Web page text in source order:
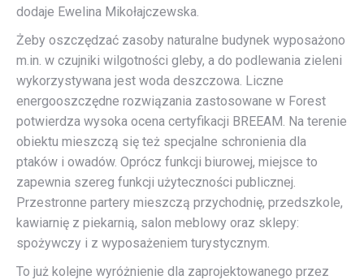
dodaje Ewelina Mikołajczewska.
Żeby oszczędzać zasoby naturalne budynek wyposażono
m.in. w czujniki wilgotności gleby, a do podlewania zieleni
wykorzystywana jest woda deszczowa. Liczne
energooszczędne rozwiązania zastosowane w Forest
potwierdza wysoka ocena certyfikacji BREEAM. Na terenie
obiektu mieszczą się też specjalne schronienia dla
ptaków i owadów. Oprócz funkcji biurowej, miejsce to
zapewnia szereg funkcji użyteczności publicznej.
Przestronne partery mieszczą przychodnię, przedszkole,
kawiarnię z piekarnią, salon meblowy oraz sklepy:
spożywczy i z wyposażeniem turystycznym.
To już kolejne wyróżnienie dla zaprojektowanego przez